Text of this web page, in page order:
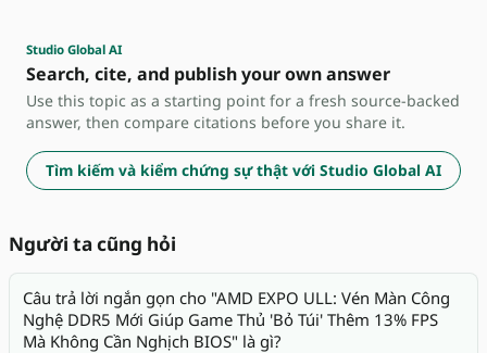
Studio Global AI
Search, cite, and publish your own answer
Use this topic as a starting point for a fresh source-backed
answer, then compare citations before you share it.
Tìm kiếm và kiểm chứng sự thật với Studio Global AI
Người ta cũng hỏi
Câu trả lời ngắn gọn cho "AMD EXPO ULL: Vén Màn Công
Nghệ DDR5 Mới Giúp Game Thủ 'Bỏ Túi' Thêm 13% FPS
Mà Không Cần Nghịch BIOS" là gì?